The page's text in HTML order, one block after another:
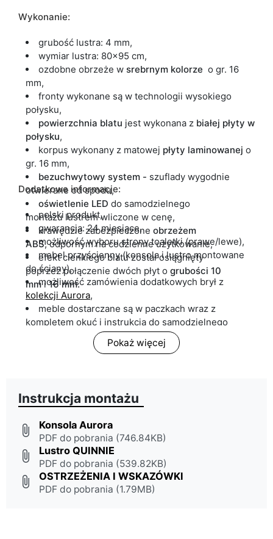
Wykonanie:
grubość lustra: 4 mm,
wymiar lustra: 80x95 cm,
ozdobne obrzeże w srebrnym kolorze o gr. 16
mm,
fronty wykonane są w technologii wysokiego
połysku,
powierzchnia blatu jest wykonana z białej płyty w
połysku,
korpus wykonany z matowej płyty laminowanej o
gr. 16 mm,
bezuchwytowy system - szuflady wygodnie
otwierane od spodu,
oświetlenie LED do samodzielnego
montażu lustrem wliczone w cenę,
krawędzie zabezpieczone obrzeżem
ABS, odpornym na codzienne użytkowanie,
efekt cienkiego blatu został osiągnięty
poprzez połączenie dwóch płyt o grubości 10
mmi16 mm.
Dodatkowe informacje:
polski produkt,
gwarancja: 24 miesiące,
możliwość wyboru strony toaletki (prawe/lewe),
mebel przyścienny (konsola i lustro montowane
do ściany),
możliwość zamówienia dodatkowych brył z
kolekcji Aurora,
meble dostarczane są w paczkach wraz z
kompletem okuć i instrukcją do samodzielnego
Pokaż więcej
Instrukcja montażu
attach_file Konsola Aurora
PDF do pobrania (746.84KB)
attach_file Lustro QUINNIE
PDF do pobrania (539.82KB)
attach_file OSTRZEŻENIA I WSKAZÓWKI
PDF do pobrania (1.79MB)